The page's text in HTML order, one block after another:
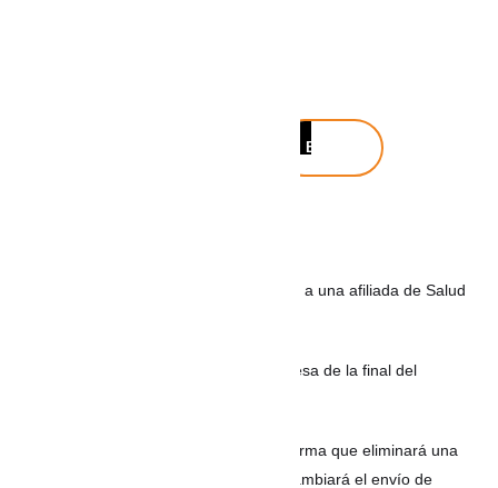
Buscar
Juzgado impuso una ejemplar condena a una afiliada de Salud
FIFA califica de falsa la supuesta promesa de la final del
Gmail toma inesperada decisión y confirma que eliminará una
de sus funciones más populares: así cambiará el envío de